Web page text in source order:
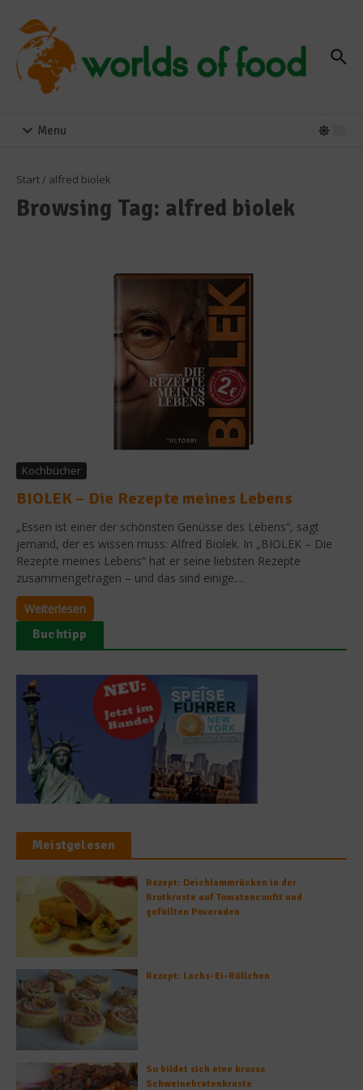
Menu
Start/ alfred biolek
Browsing Tag: alfred biolek
Kochbücher
BIOLEK – Die Rezepte meines Lebens
„Essen ist einer der schönsten Genüsse des Lebens“, sagt
jemand, der es wissen muss: Alfred Biolek. In „BIOLEK – Die
Rezepte meines Lebens“ hat er seine liebsten Rezepte
zusammengetragen – und das sind einige....
Weiterlesen
Buchtipp
Meistgelesen
Rezept: Deichlammrücken in der
Brotkruste auf Tomatenconfit und
gefüllten Poveraden
Rezept: Lachs-Ei-Röllchen
So bildet sich eine krosse
Schweinebratenkruste